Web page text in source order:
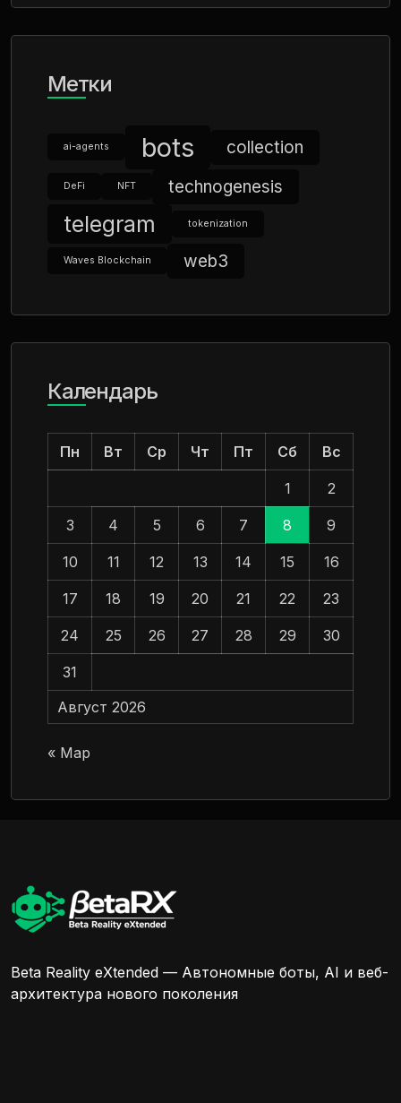
Метки
ai-agents bots collection
DeFi NFT technogenesis
telegram tokenization
Waves Blockchain web3
Календарь
Август 2026
Пн Вт Ср Чт Пт Сб Вс
1 2
3 4 5 6 7 8 9
10 11 12 13 14 15 16
17 18 19 20 21 22 23
24 25 26 27 28 29 30
31
« Мар
Beta Reality eXtended — Автономные боты, AI и веб-
архитектура нового поколения